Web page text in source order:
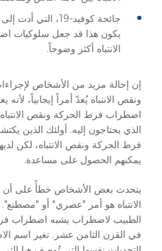
جائحة كوفيد-19،
يكون هذا قد جعل سلوكيات
الانتباه أكثر وضوحاً.
إن إحالة مزيد من الأشخاص
ونقص الانتباه يُعدّ أمراً إيجابياً،
اضطراب فرط الحركة ونقص
الذي يحتاجون إليه. أولئك الذين
فرط الحركة ونقص الانتباه، لكن
يمكنهم الحصول على مساعدة.
يتحدث بعض الأشخاص خطأً على
الانتباه هو أمر "عصري" أو
الطبيب لاضطراب يشبه اضطراب
في القرن الثامن عشر. تغير اسم